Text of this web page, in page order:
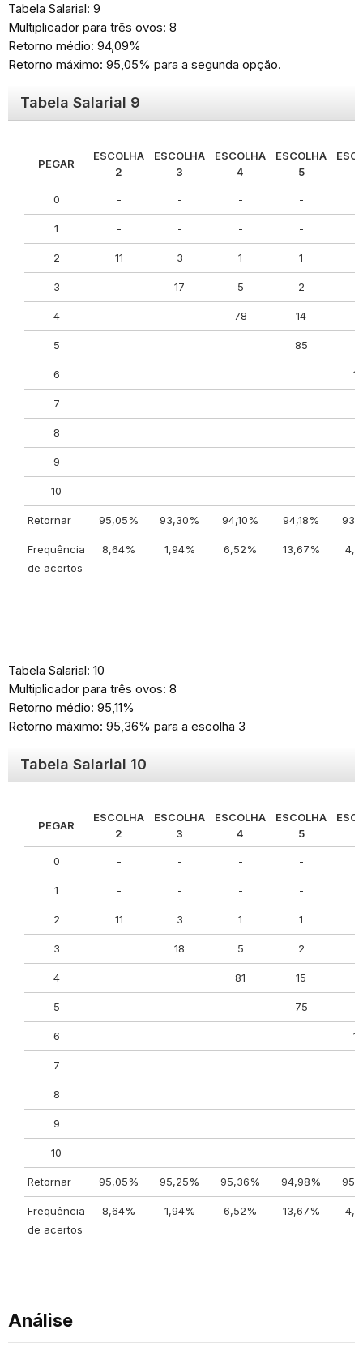
Tabela Salarial: 9
Multiplicador para três ovos: 8
Retorno médio: 94,09%
Retorno máximo: 95,05% para a segunda opção.
Tabela Salarial 9
PEGAR
ESCOLHA
2
ESCOLHA
3
ESCOLHA
4
ESCOLHA
5
0 - - - -
1 - - - -
2 11 3 1 1
3 17 5 2
4 78 14
5 85
6
7
8
9
10
Retornar 95,05% 93,30% 94,10% 94,18%
Frequência
de acertos
8,64% 1,94% 6,52% 13,67%
Tabela Salarial: 10
Multiplicador para três ovos: 8
Retorno médio: 95,11%
Retorno máximo: 95,36% para a escolha 3
Tabela Salarial 10
PEGAR
ESCOLHA
2
ESCOLHA
3
ESCOLHA
4
ESCOLHA
5
0 - - - -
1 - - - -
2 11 3 1 1
3 18 5 2
4 81 15
5 75
6
7
8
9
10
Retornar 95,05% 95,25% 95,36% 94,98%
Frequência
de acertos
8,64% 1,94% 6,52% 13,67%
Análise